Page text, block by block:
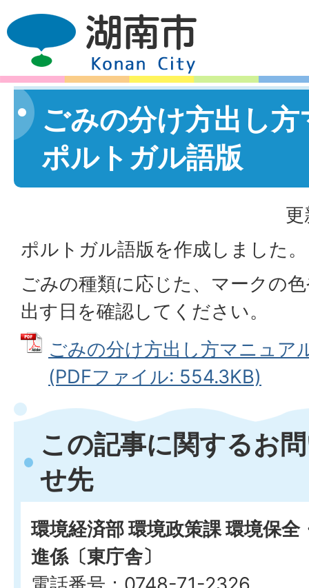
ごみの分け方出し
ポルトガル語版
ポルトガル語版を作成しました。
ごみの種類に応じた、マークの
出す日を確認してください。
ごみの分け方出し方マニュア
(PDFファイル: 554.3KB)
この記事に関するお
せ先
環境経済部 環境政策課 環境保
進係〔東庁舎〕